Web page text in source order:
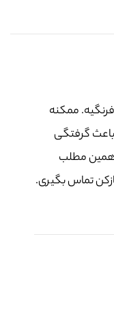
ممکنه
گرفتگی
همین مطلب
تماس بگیری.